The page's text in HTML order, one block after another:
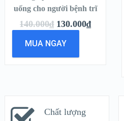
uống cho người bệnh trĩ
140.000₫ 130.000₫
MUA NGAY
Chất lượng